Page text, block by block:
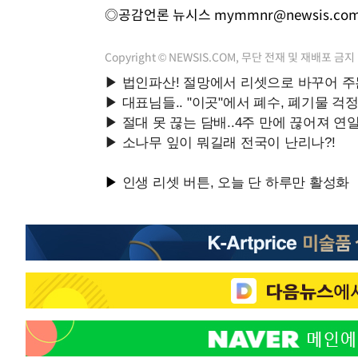
◎공감언론 뉴시스
Copyright © NEWSIS.COM, 무단 전재 및 재배포 금지